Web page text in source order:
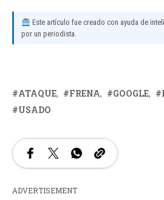
Este artículo fue creado con ayuda de
por un periodista.
ATAQUE FRENA GOOGLE
USADO
ADVERTISEMENT